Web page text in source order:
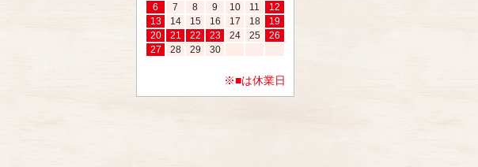
6
7 8 9 10 11
12
13
14 15 16 17 18
19
20
21 22 23 24 25
26
27
28 29 30
※■は休業日